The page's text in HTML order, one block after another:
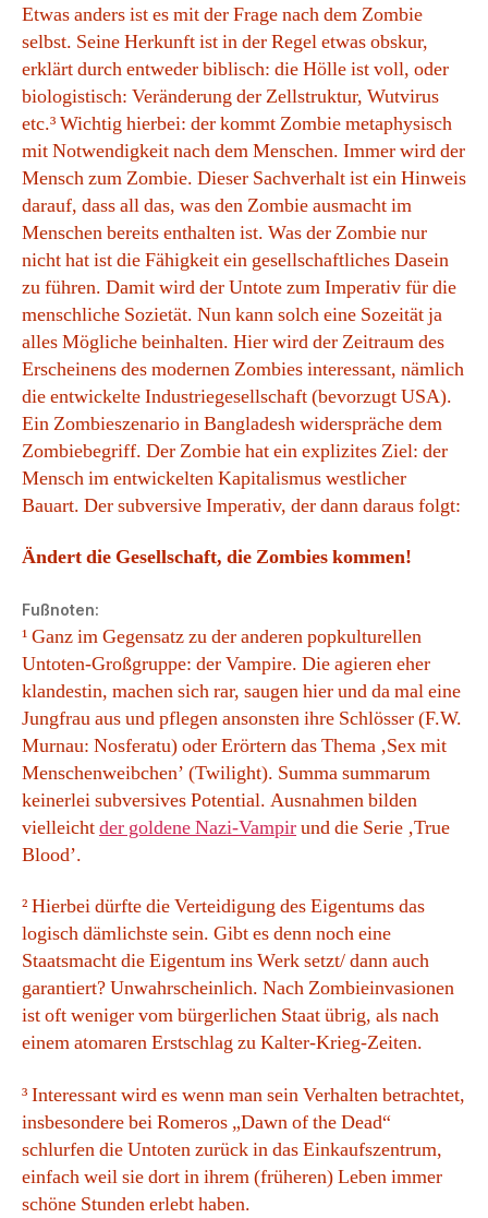
Etwas anders ist es mit der Frage nach dem Zombie
selbst. Seine Herkunft ist in der Regel etwas obskur,
erklärt durch entweder biblisch: die Hölle ist voll, oder
biologistisch: Veränderung der Zellstruktur, Wutvirus
etc.³ Wichtig hierbei: der kommt Zombie metaphysisch
mit Notwendigkeit nach dem Menschen. Immer wird der
Mensch zum Zombie. Dieser Sachverhalt ist ein Hinweis
darauf, dass all das, was den Zombie ausmacht im
Menschen bereits enthalten ist. Was der Zombie nur
nicht hat ist die Fähigkeit ein gesellschaftliches Dasein
zu führen. Damit wird der Untote zum Imperativ für die
menschliche Sozietät. Nun kann solch eine Sozeität ja
alles Mögliche beinhalten. Hier wird der Zeitraum des
Erscheinens des modernen Zombies interessant, nämlich
die entwickelte Industriegesellschaft (bevorzugt USA).
Ein Zombieszenario in Bangladesh widerspräche dem
Zombiebegriff. Der Zombie hat ein explizites Ziel: der
Mensch im entwickelten Kapitalismus westlicher
Bauart. Der subversive Imperativ, der dann daraus folgt:
Ändert die Gesellschaft, die Zombies kommen!
Fußnoten:
¹ Ganz im Gegensatz zu der anderen popkulturellen
Untoten-Großgruppe: der Vampire. Die agieren eher
klandestin, machen sich rar, saugen hier und da mal eine
Jungfrau aus und pflegen ansonsten ihre Schlösser (F.W.
Murnau: Nosferatu) oder Erörtern das Thema ‚Sex mit
Menschenweibchen’ (Twilight). Summa summarum
keinerlei subversives Potential. Ausnahmen bilden
vielleichtder goldene Nazi-Vampirund die Serie ‚True
Blood’.
² Hierbei dürfte die Verteidigung des Eigentums das
logisch dämlichste sein. Gibt es denn noch eine
Staatsmacht die Eigentum ins Werk setzt/ dann auch
garantiert? Unwahrscheinlich. Nach Zombieinvasionen
ist oft weniger vom bürgerlichen Staat übrig, als nach
einem atomaren Erstschlag zu Kalter-Krieg-Zeiten.
³ Interessant wird es wenn man sein Verhalten betrachtet,
insbesondere bei Romeros „Dawn of the Dead“
schlurfen die Untoten zurück in das Einkaufszentrum,
einfach weil sie dort in ihrem (früheren) Leben immer
schöne Stunden erlebt haben.